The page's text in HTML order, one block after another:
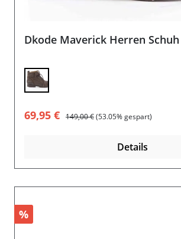
Dkode Maverick Herren Schuh
Verkaufspreis:
69,95 € Regulärer Preis:
149,00 €(53.05% gespart)
Details
%